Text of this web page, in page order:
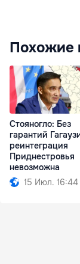
Похожие
Стояногло: Без
гарантий
реинтеграция
Приднестровья
невозможна
15 Июл. 16:44